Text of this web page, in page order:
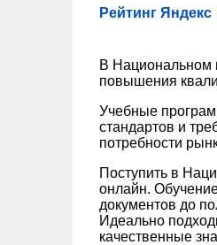
Рейтинг Яндекс
В Национальном
повышения
Учебные
стандартов и
потребности
Поступить в
онлайн.
документов до
Идеально
качественные